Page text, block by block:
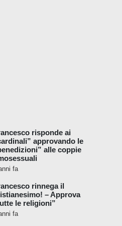
e della
teste e dieci
La bestia che
non è, e sta per
senza fondo e
E gli
i cui nomi non
nel libro della
del
risponde ai
approvando le
alle coppie
fa
rinnega il
– Approva
le religioni”
fa